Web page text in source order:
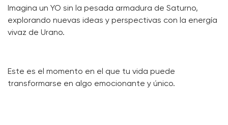
Imagina un YO sin la pesada armadura de Saturno,
explorando nuevas ideas y perspectivas con la energía
vivaz de Urano.
Este es el momento en el que tu vida puede
transformarse en algo emocionante y único.